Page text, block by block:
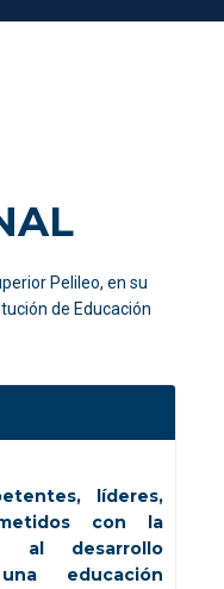
Pelileo, en su
de Educación
líderes,
con la
al desarrollo
educación